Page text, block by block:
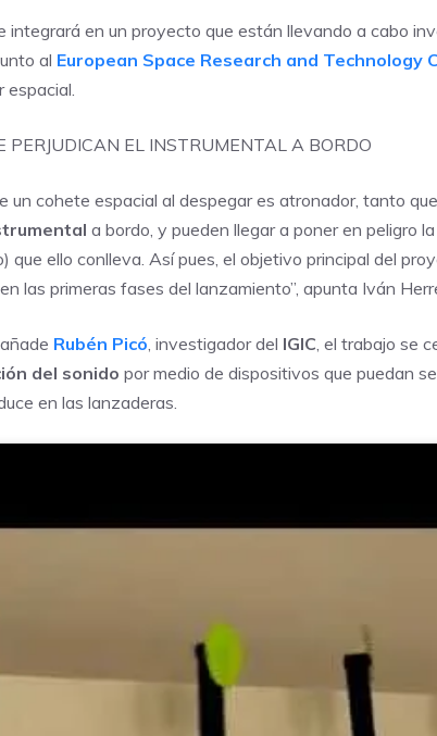
integrará en un proyecto que están llevando a cabo
al European Space Research and Technology
espacial.
PERJUDICAN EL INSTRUMENTAL A BORDO
un cohete espacial al despegar es atronador, tanto que
a bordo, y pueden llegar a poner en peligro
que ello conlleva. Así pues, el objetivo principal del
las primeras fases del lanzamiento”, apunta Iván
Rubén Picó, investigador del IGIC, el trabajo se
del sonido por medio de dispositivos que puedan
en las lanzaderas.